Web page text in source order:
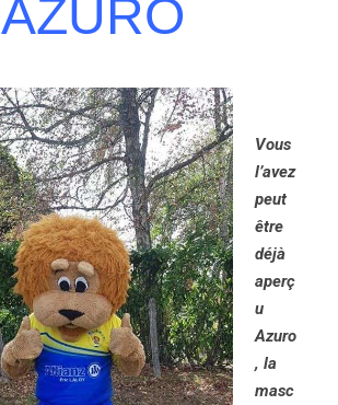
AZURO
Vous
l’avez
peut
être
déjà
aperç
u
Azuro
, la
masc